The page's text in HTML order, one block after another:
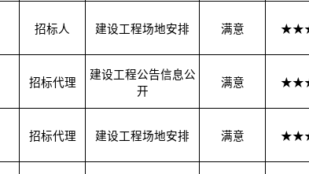
招标人 建设工程场地安排 满意
招标代理
建设工程公告信息公
开
满意
招标代理 建设工程场地安排 满意